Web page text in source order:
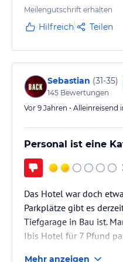
piepen, wenn man sie
wenn die Nachbarn sie
wollten für uns perfekt.
Meilengutschrift erhalten
Hilfreich Teilen
Sebastian (31-35)
145 Bewertungen
Vor 9 Jahren • Alleinreisend
Personal ist eine
Das Hotel war doch
Parkplätze gibt es
Tiefgarage in Bau ist.
Ibis Hotel für 7 Pfund
Mehr anzeigen